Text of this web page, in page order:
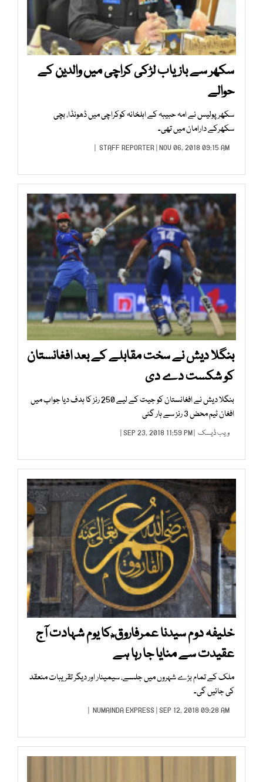
سکھر سے بازیاب لڑکی کراچی میں والدین کے
حوالے
سکھر پولیس نے امہ حبیبہ کے اہلخانہ کوکراچی میں ڈھونڈا، بچی
سکھرکے دارامان میں تھی۔
STAFF REPORTER| NOV 06, 2018 09:15 AM |
بنگلا دیش نے سخت مقابلے کے بعد افغانستان
کو شکست دے دی
بنگلا دیش نے افغانستان کو جیت کے لیے 250 رنز کا ہدف دیا جواب میں
افغان ٹیم محض 3 رنز سے ہار گئی
ویب ڈیسک | SEP 23, 2018 11:59 PM |
خلیفہ دوم سیدنا عمرفاروق ؓ کا یوم شہادت آج
عقیدت سے منایا جا رہا ہے
ملک کے تمام بڑے شہروں میں جلسے، سیمینار اور دیگر تقریبات منعقد
کی جائیں گی۔
NUMAINDA EXPRESS | SEP 12, 2018 09:28 AM |